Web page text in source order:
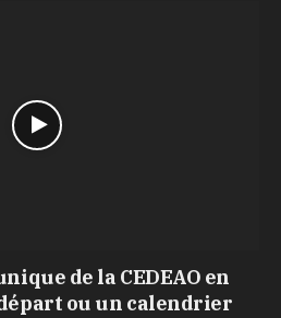
de la CEDEAO en
ou un calendrier